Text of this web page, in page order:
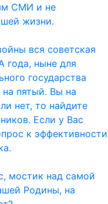
СМИ и не
жизни.
вся советская
года, ныне для
государства
пятый. Вы на
нет, то найдите
Если у Вас
к эффективности
мостик над самой
Родины, на